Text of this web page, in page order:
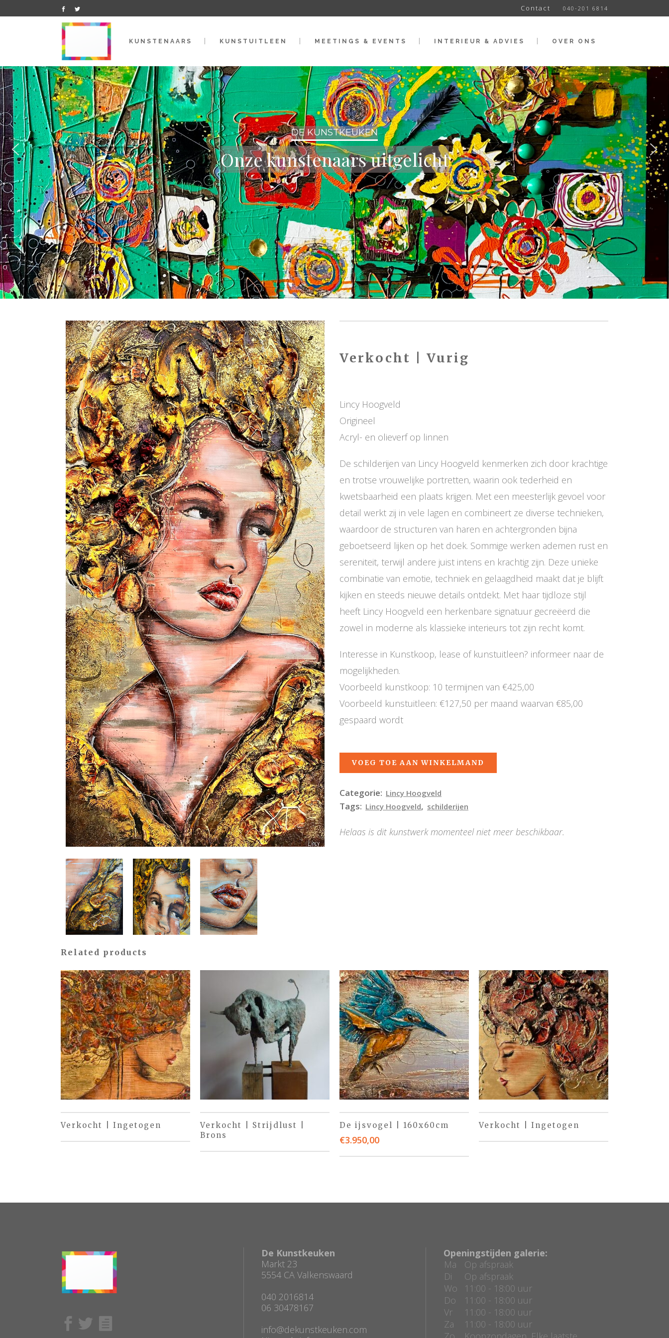
Contact 040-201 6814
KUNSTENAARS KUNSTUITLEEN MEETINGS & EVENTS INTERIEUR & ADVIES OVER ONS
DE KUNSTKEUKEN
Onze kunstenaars uitgelicht
Verkocht | Vurig
Lincy Hoogveld
Origineel
Acryl- en olieverf op linnen
De schilderijen van Lincy Hoogveld kenmerken zich door krachtige
en trotse vrouwelijke portretten, waarin ook tederheid en
kwetsbaarheid een plaats krijgen. Met een meesterlijk gevoel voor
detail werkt zij in vele lagen en combineert ze diverse technieken,
waardoor de structuren van haren en achtergronden bijna
geboetseerd lijken op het doek. Sommige werken ademen rust en
sereniteit, terwijl andere juist intens en krachtig zijn. Deze unieke
combinatie van emotie, techniek en gelaagdheid maakt dat je blijft
kijken en steeds nieuwe details ontdekt. Met haar tijdloze stijl
heeft Lincy Hoogveld een herkenbare signatuur gecreëerd die
zowel in moderne als klassieke interieurs tot zijn recht komt.
Interesse in Kunstkoop, lease of kunstuitleen? informeer naar de
mogelijkheden.
Voorbeeld kunstkoop: 10 termijnen van €425,00
Voorbeeld kunstuitleen: €127,50 per maand waarvan €85,00
gespaard wordt
VOEG TOE AAN WINKELMAND
Categorie: Lincy Hoogveld
Tags: Lincy Hoogveld, schilderijen
Helaas is dit kunstwerk momenteel niet meer beschikbaar.
Related products
Verkocht | Ingetogen
Verkocht | Strijdlust |
Brons
De ijsvogel | 160x60cm
€3.950,00
Verkocht | Ingetogen
De Kunstkeuken
Markt 23
5554 CA Valkenswaard
040 2016814
06 30478167
info@dekunstkeuken.com
Openingstijden galerie:
Ma
Op afspraak
Di
Op afspraak
Wo
11:00 - 18:00 uur
Do
11:00 - 18:00 uur
Vr
11:00 - 18:00 uur
Za
11:00 - 18:00 uur